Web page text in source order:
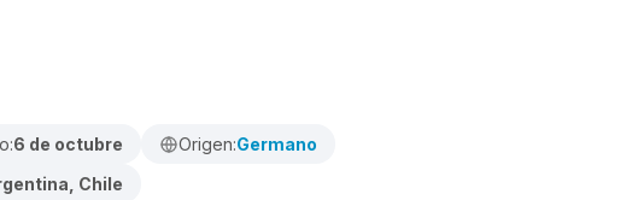
6 de octubre Origen:Germano
Chile